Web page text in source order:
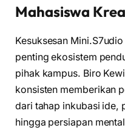
Mahasiswa
Kesuksesan
penting ekosistem
pihak kampus. Biro
konsisten memberikan
dari tahap inkubasi ide,
hingga persiapan